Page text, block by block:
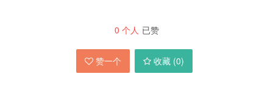
0 个人 已赞
赞一个 收藏 (0)